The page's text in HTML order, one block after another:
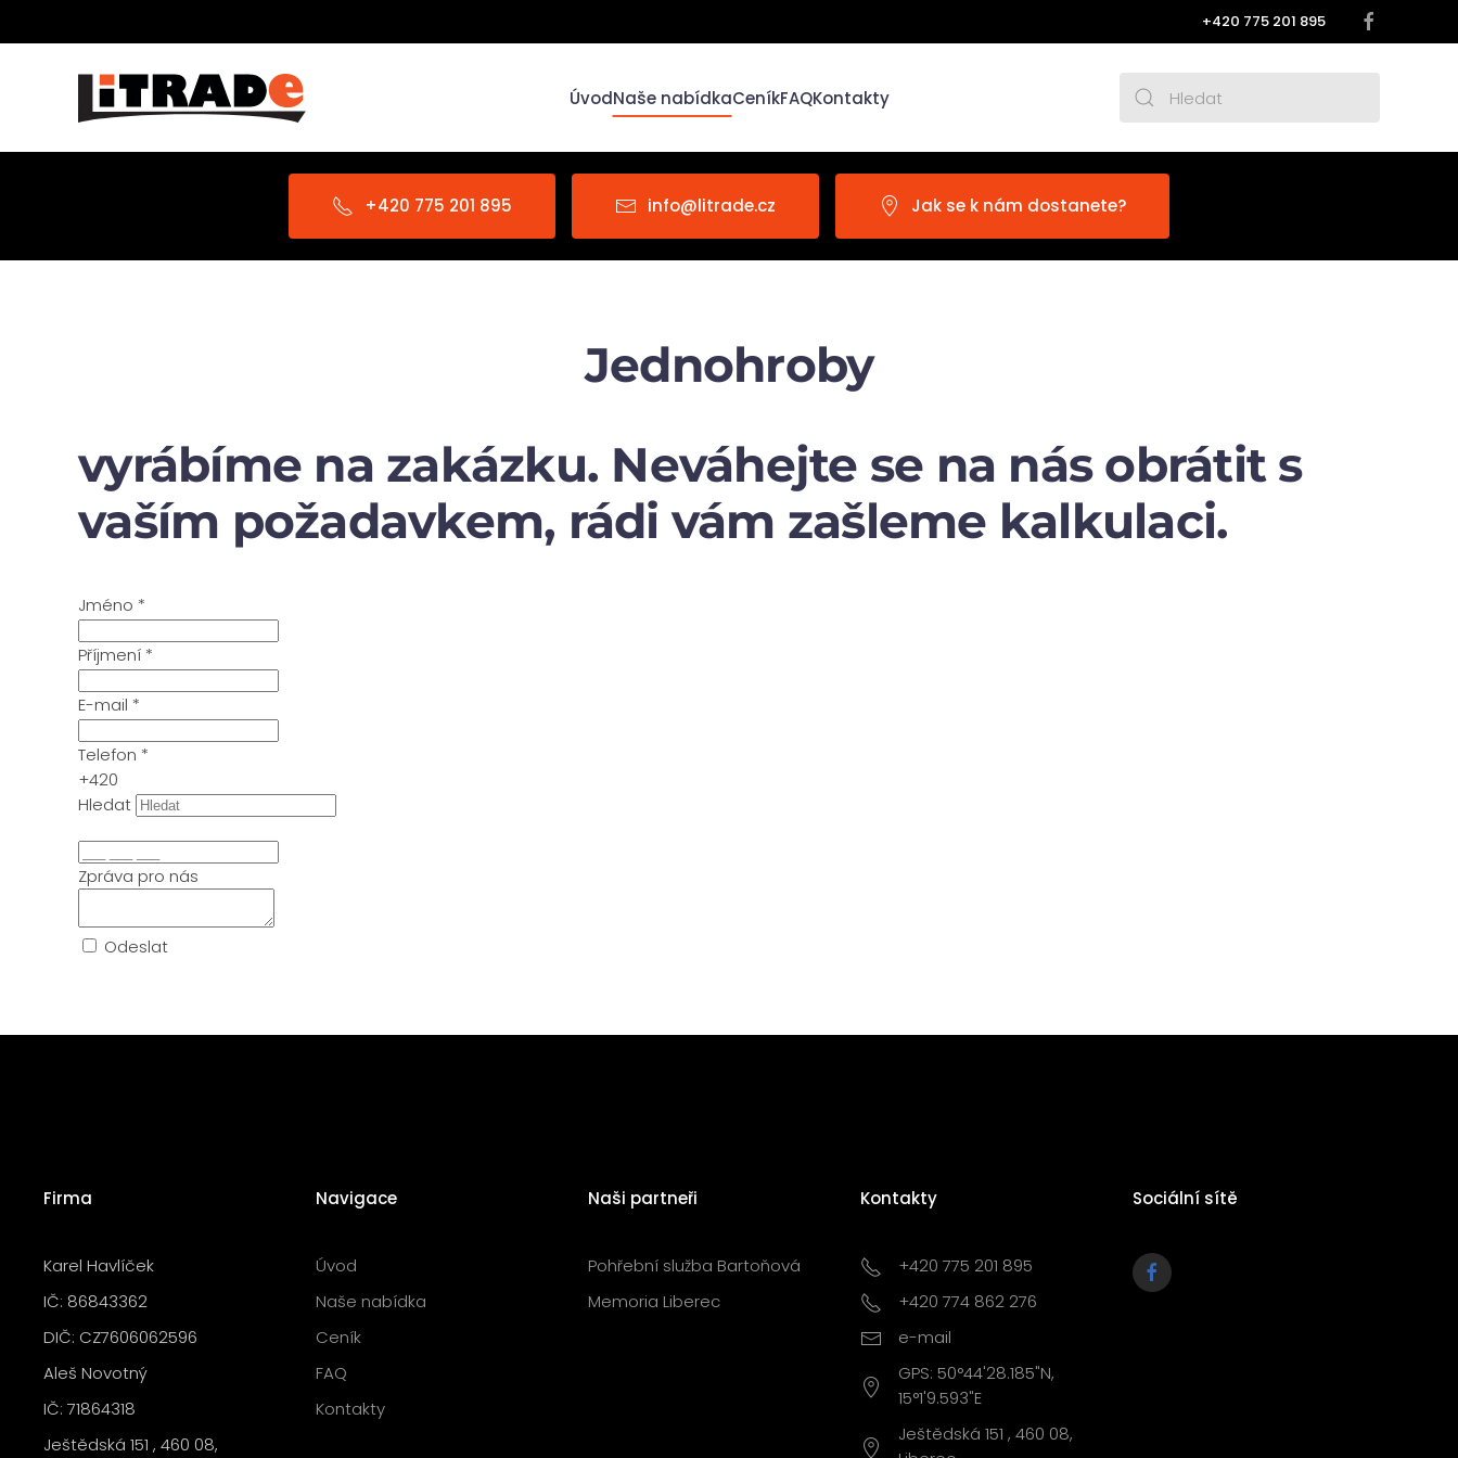
‭+420 775 201 895
ÚvodNaše nabídkaCeníkFAQKontakty
+420 775 201 895 info@litrade.cz Jak se k nám dostanete?
Jednohroby
vyrábíme na zakázku. Neváhejte se na nás obrátit s
vaším požadavkem, rádi vám zašleme kalkulaci.
Jméno *
Příjmení *
E-mail *
Telefon *
+420
Hledat
Zpráva pro nás
Odeslat
Firma
Karel Havlíček
IČ: 86843362
DIČ: CZ7606062596
Aleš Novotný
IČ: 71864318
Ještědská 151 , 460 08,
Navigace
Úvod
Naše nabídka
Ceník
FAQ
Kontakty
Naši partneři
Pohřební služba Bartoňová
Memoria Liberec
Kontakty
+420 775 201 895
+420 774 862 276
e-mail
GPS: 50°44'28.185"N,
15°1'9.593"E
Ještědská 151 , 460 08,
Sociální sítě